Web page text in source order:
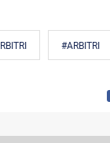
#ARBITRI